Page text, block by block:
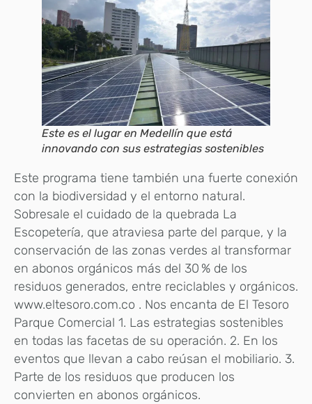
Este es el lugar en Medellín que está
innovando con sus estrategias sostenibles
Este programa tiene también una fuerte conexión
con la biodiversidad y el entorno natural.
Sobresale el cuidado de la quebrada La
Escopetería, que atraviesa parte del parque, y la
conservación de las zonas verdes al transformar
en abonos orgánicos más del 30 % de los
residuos generados, entre reciclables y orgánicos.
www.eltesoro.com.co . Nos encanta de El Tesoro
Parque Comercial 1. Las estrategias sostenibles
en todas las facetas de su operación. 2. En los
eventos que llevan a cabo reúsan el mobiliario. 3.
Parte de los residuos que producen los
convierten en abonos orgánicos.